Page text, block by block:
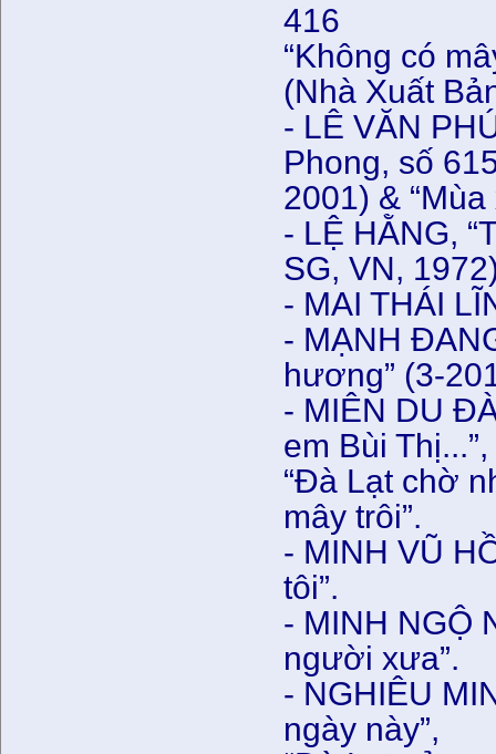
416
“Không có
(Nhà Xuất
- LÊ VĂN
Phong, số
2001) &
- LỆ HẰNG,
SG, VN,
- MAI THÁI
- MẠNH
hương” (3-
- MIÊN DU
em Bùi Thị...”,
“Đà Lạt chờ
mây trôi”.
- MINH VŨ
tôi”.
- MINH NGỘ
người xưa”.
- NGHIÊU
ngày này”,